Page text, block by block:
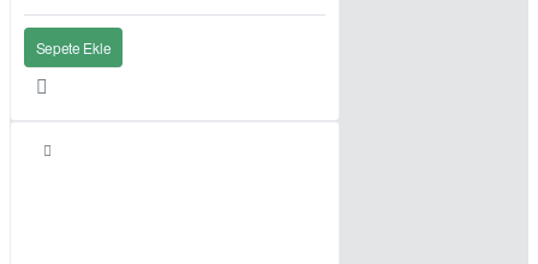
Sepete Ekle